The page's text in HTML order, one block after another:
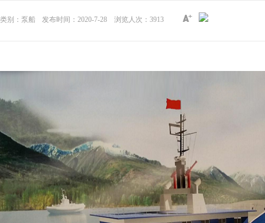
类别：泵船 发布时间：2020-7-28 浏览人次： 3913